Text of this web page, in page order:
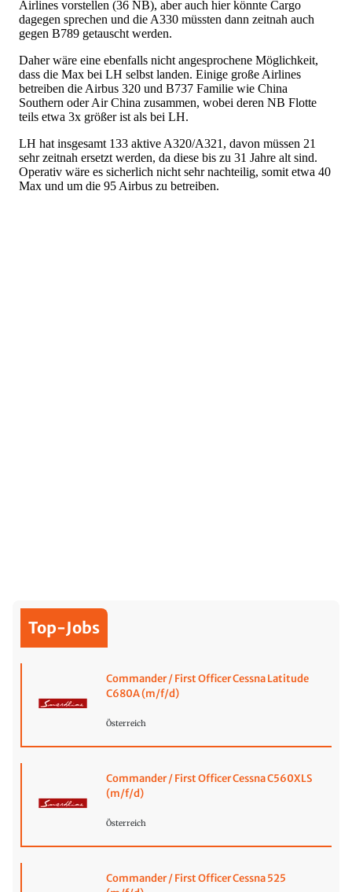
Top-Jobs
Commander / First Officer Cessna Latitude
C680A (m/f/d)
Österreich
Commander / First Officer Cessna C560XLS
(m/f/d)
Österreich
Commander / First Officer Cessna 525